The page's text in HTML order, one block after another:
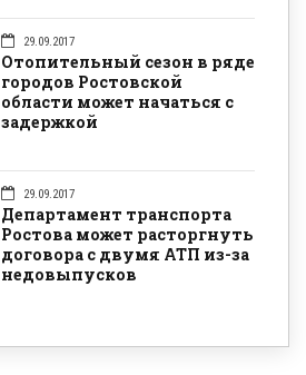
29.09.2017
Отопительный сезон в ряде
городов Ростовской
области может начаться с
задержкой
29.09.2017
Департамент транспорта
Ростова может расторгнуть
договора с двумя АТП из-за
недовыпусков